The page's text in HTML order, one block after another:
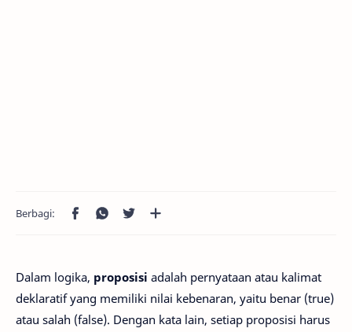
Dalam logika, proposisi adalah pernyataan atau kalimat
deklaratif yang memiliki nilai kebenaran, yaitu benar (true)
atau salah (false). Dengan kata lain, setiap proposisi harus